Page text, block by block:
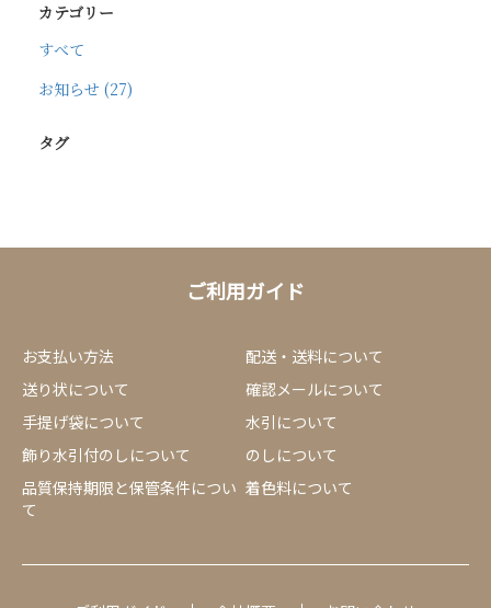
カテゴリー
すべて
お知らせ (27)
タグ
ご利用ガイド
お支払い方法
配送・送料について
送り状について
確認メールについて
手提げ袋について
水引について
飾り水引付のしについて
のしについて
品質保持期限と保管条件につい
て
着色料について